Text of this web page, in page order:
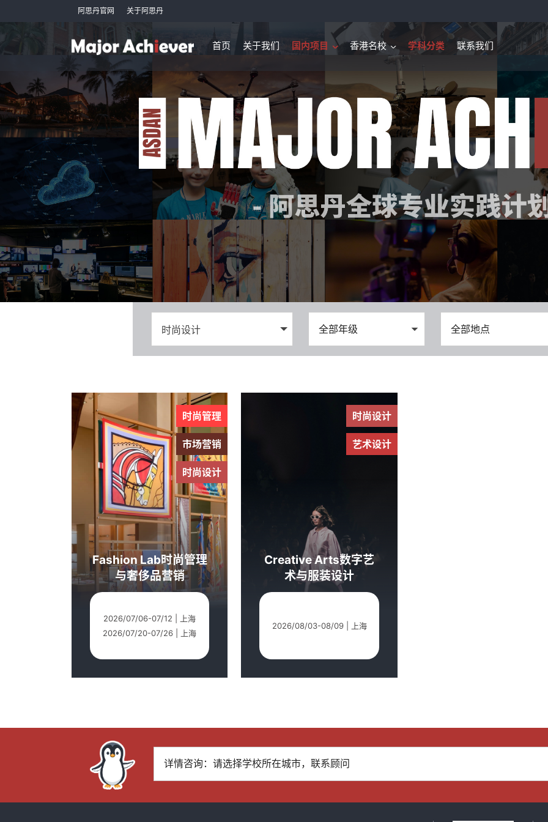
阿思丹官网 关于阿思丹
首页 关于我们 国内项目 > 香港名校 > 学科分类 联系我们
时尚设计
时尚管理
市场营销
时尚设计
Fashion Lab时尚管理
与奢侈品营销
2026/07/06-07/12 | 上海
2026/07/20-07/26 | 上海
时尚设计
艺术设计
Creative Arts数字艺
术与服装设计
2026/08/03-08/09 | 上海